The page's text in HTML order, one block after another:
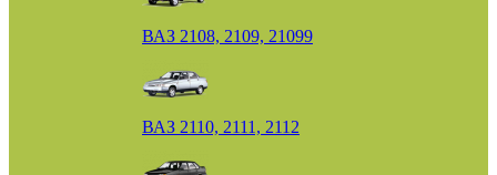
ВАЗ 2108, 2109, 21099
ВАЗ 2110, 2111, 2112